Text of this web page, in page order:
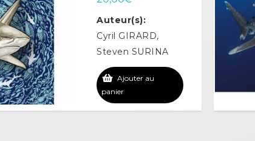
Auteur(s):
Cyril GIRARD,
Steven SURINA
Ajouter au
panier